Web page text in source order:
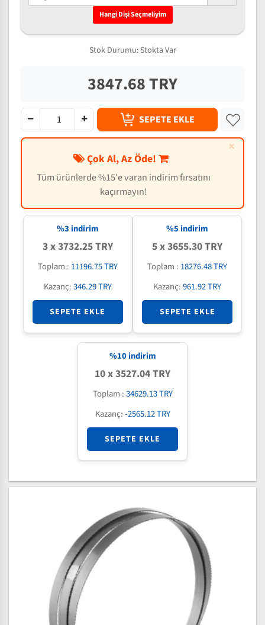
Hangi Dişi Seçmeliyim
Stok Durumu: Stokta Var
3847.68 TRY
SEPETE EKLE
×
Çok Al, Az Öde!
Tüm ürünlerde %15'e varan indirim fırsatını
kaçırmayın!
%3 indirim
3 x 3732.25 TRY
Toplam : 11196.75 TRY
Kazanç:346.29 TRY
SEPETE EKLE
%5 indirim
5 x 3655.30 TRY
Toplam : 18276.48 TRY
Kazanç:961.92 TRY
SEPETE EKLE
%10indirim
10 x 3527.04 TRY
Toplam :34629.13 TRY
Kazanç:-2565.12 TRY
SEPETE EKLE